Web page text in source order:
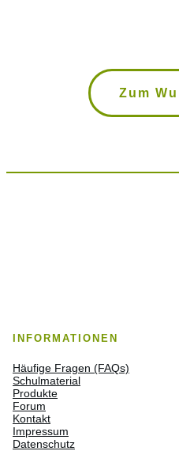
Zum
INFORMATIONEN
Häufige Fragen (FAQs)
Schulmaterial
Produkte
Forum
Kontakt
Impressum
Datenschutz